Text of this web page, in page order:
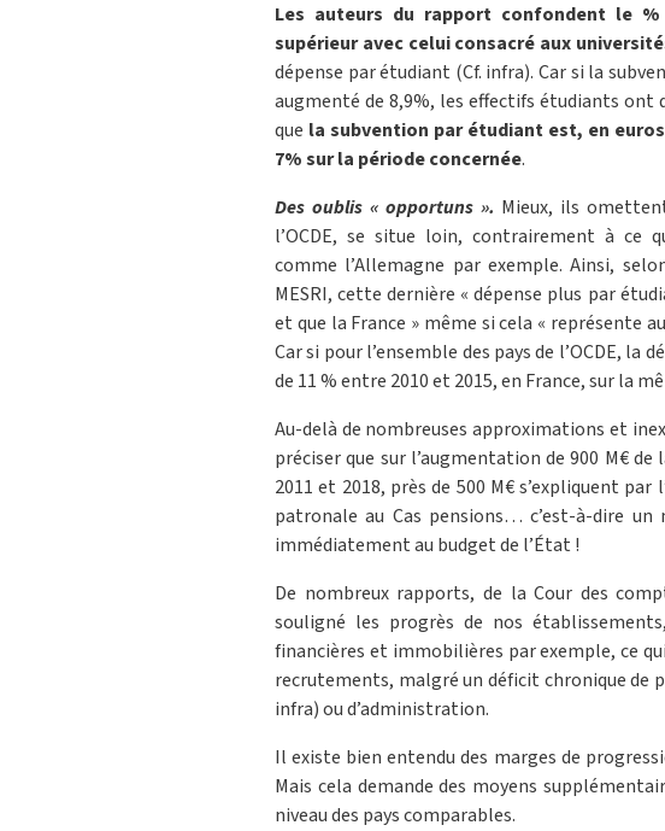
Les auteurs du rapport confondent le %
supérieur avec celui consacré aux
dépense par étudiant (Cf. infra). Car si la
augmenté de 8,9%, les effectifs étudiants ont
que la subvention par étudiant est, en
7% sur la période concernée.
Des oublis « opportuns ». Mieux, ils
l’OCDE, se situe loin, contrairement à ce
comme l’Allemagne par exemple. Ainsi,
MESRI, cette dernière « dépense plus par
et que la France » même si cela « représente
Car si pour l’ensemble des pays de l’OCDE,
de 11 % entre 2010 et 2015, en France, sur la
Au-delà de nombreuses approximations et
préciser que sur l’augmentation de 900 M€
2011 et 2018, près de 500 M€ s’expliquent
patronale au Cas pensions… c’est-à-dire
immédiatement au budget de l’État !
De nombreux rapports, de la Cour des
souligné les progrès de nos
financières et immobilières par exemple, ce
recrutements, malgré un déficit chronique de
infra) ou d’administration.
Il existe bien entendu des marges de
Mais cela demande des moyens
niveau des pays comparables.